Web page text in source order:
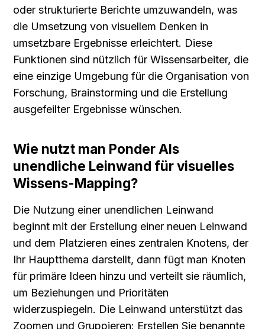
oder strukturierte Berichte umzuwandeln, was
die Umsetzung von visuellem Denken in
umsetzbare Ergebnisse erleichtert. Diese
Funktionen sind nützlich für Wissensarbeiter, die
eine einzige Umgebung für die Organisation von
Forschung, Brainstorming und die Erstellung
ausgefeilter Ergebnisse wünschen.
Wie nutzt man Ponder AIs
unendliche Leinwand für visuelles
Wissens-Mapping?
Die Nutzung einer unendlichen Leinwand
beginnt mit der Erstellung einer neuen Leinwand
und dem Platzieren eines zentralen Knotens, der
Ihr Hauptthema darstellt, dann fügt man Knoten
für primäre Ideen hinzu und verteilt sie räumlich,
um Beziehungen und Prioritäten
widerzuspiegeln. Die Leinwand unterstützt das
Zoomen und Gruppieren: Erstellen Sie benannte